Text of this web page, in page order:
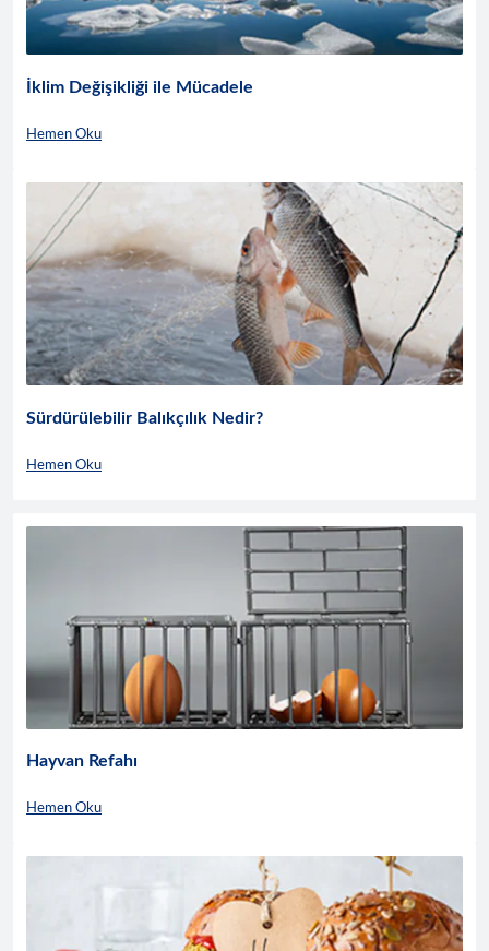
İklim Değişikliği ile Mücadele
Hemen Oku
Sürdürülebilir Balıkçılık Nedir?
Hemen Oku
Hayvan Refahı
Hemen Oku